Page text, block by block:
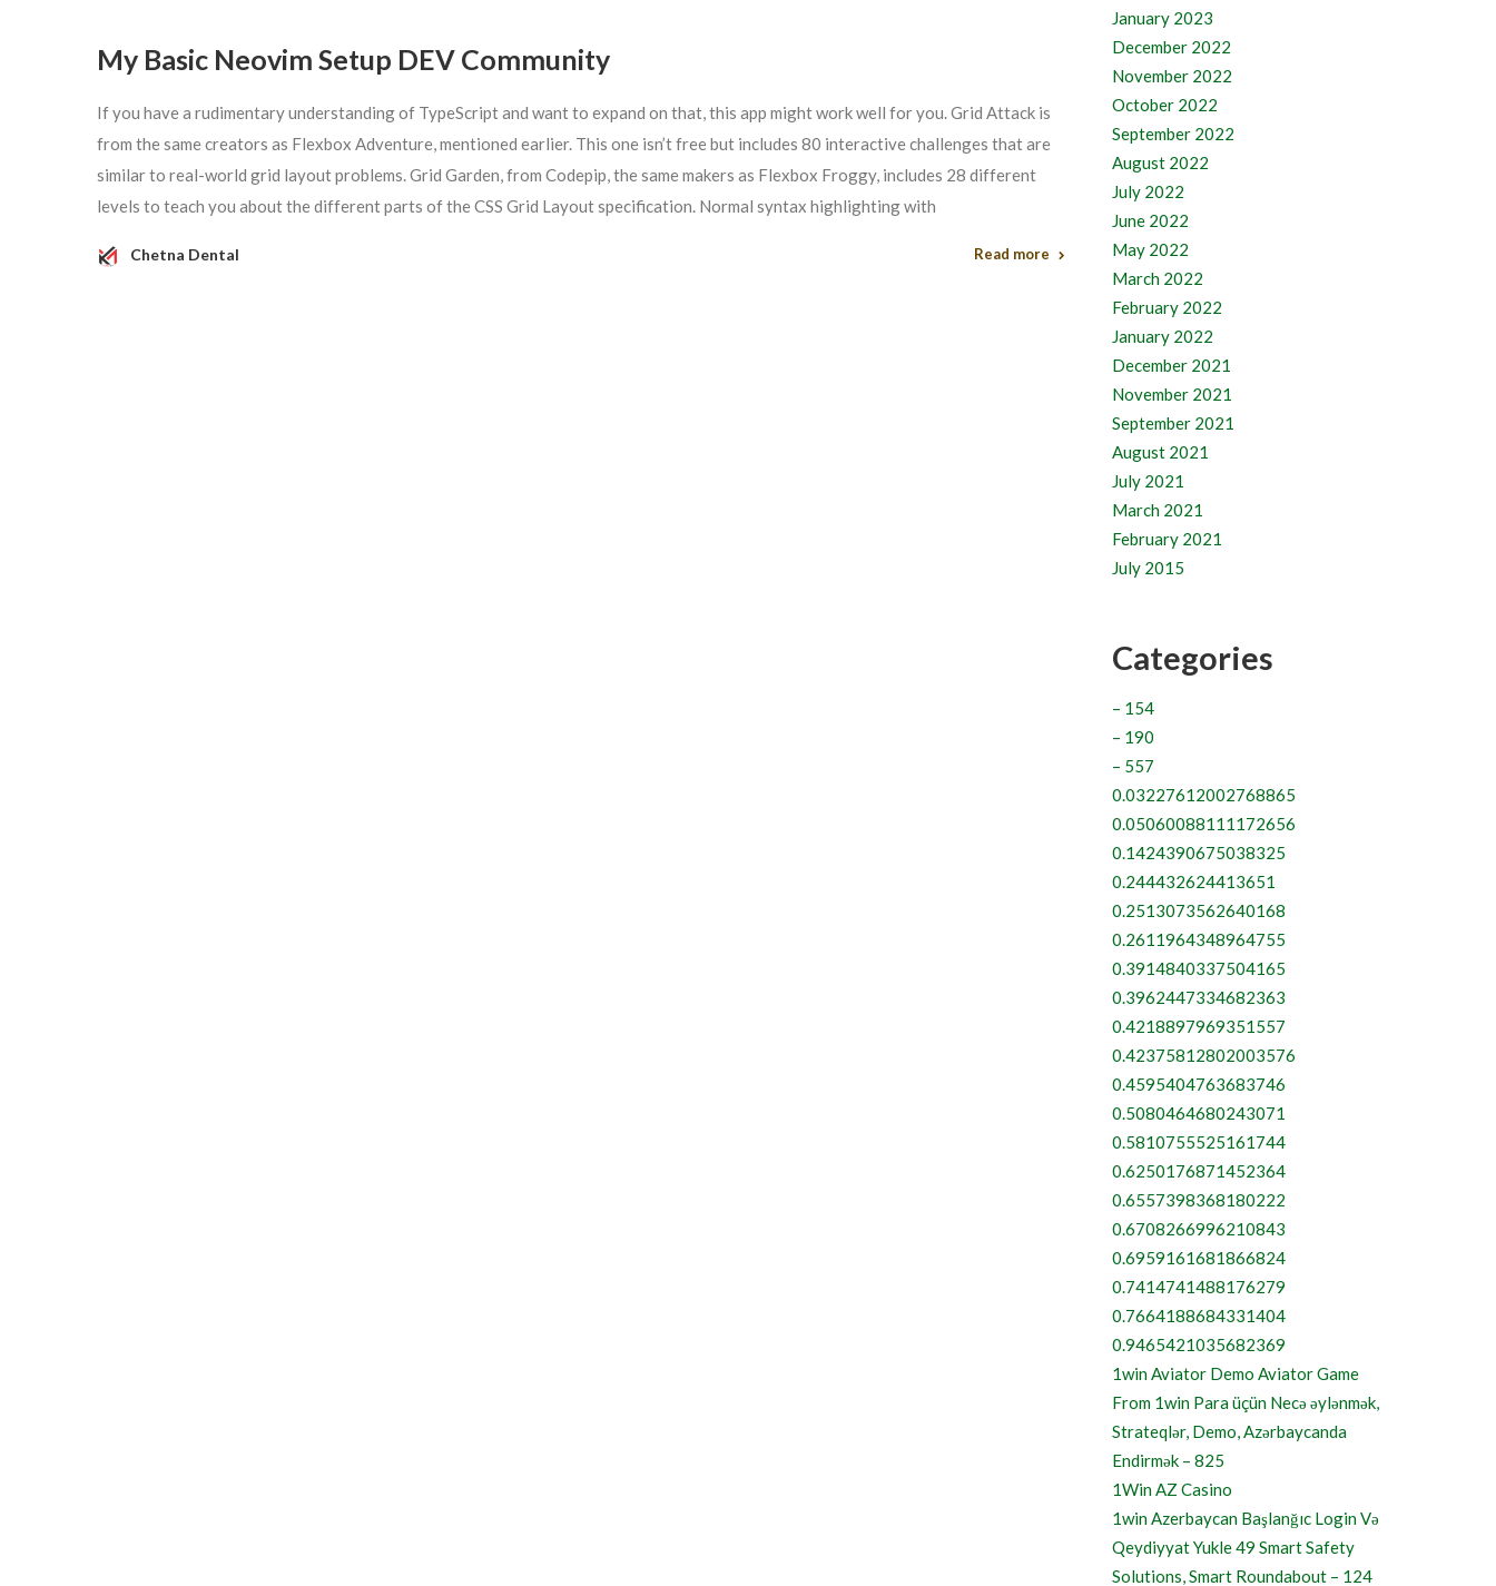
My Basic Neovim Setup DEV Community
If you have a rudimentary understanding of TypeScript and want to expand on that, this app might work well for you. Grid Attack is
from the same creators as Flexbox Adventure, mentioned earlier. This one isn’t free but includes 80 interactive challenges that are
similar to real-world grid layout problems. Grid Garden, from Codepip, the same makers as Flexbox Froggy, includes 28 different
levels to teach you about the different parts of the CSS Grid Layout specification. Normal syntax highlighting with
Chetna Dental Read more
January 2023
December 2022
November 2022
October 2022
September 2022
August 2022
July 2022
June 2022
May 2022
March 2022
February 2022
January 2022
December 2021
November 2021
September 2021
August 2021
July 2021
March 2021
February 2021
July 2015
Categories
– 154
– 190
– 557
0.03227612002768865
0.05060088111172656
0.1424390675038325
0.244432624413651
0.2513073562640168
0.2611964348964755
0.3914840337504165
0.3962447334682363
0.4218897969351557
0.42375812802003576
0.4595404763683746
0.5080464680243071
0.5810755525161744
0.6250176871452364
0.6557398368180222
0.6708266996210843
0.6959161681866824
0.7414741488176279
0.7664188684331404
0.9465421035682369
1win Aviator Demo Aviator Game
From 1win Para üçün Necə əylənmək,
Strateqlər, Demo, Azərbaycanda
Endirmək – 825
1Win AZ Casino
1win Azerbaycan Başlanğıc Login Və
Qeydiyyat Yukle 49 Smart Safety
Solutions, Smart Roundabout – 124